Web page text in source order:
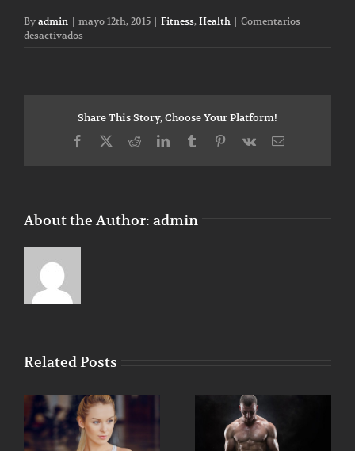
By admin | mayo 12th, 2015 | Fitness, Health | Comentarios
desactivados
your
body
weight?
Share This Story, Choose Your Platform!
Facebook
X RedditLinkedInTumblrPinterest
Vk Email
About the Author: admin
Related Posts
To be number one,